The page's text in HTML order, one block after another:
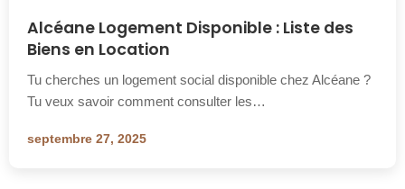
Alcéane Logement Disponible : Liste des
Biens en Location
Tu cherches un logement social disponible chez Alcéane ?
Tu veux savoir comment consulter les…
septembre 27, 2025